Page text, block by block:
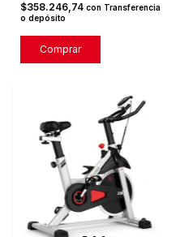
$358.246,74 con Transferencia
o depósito